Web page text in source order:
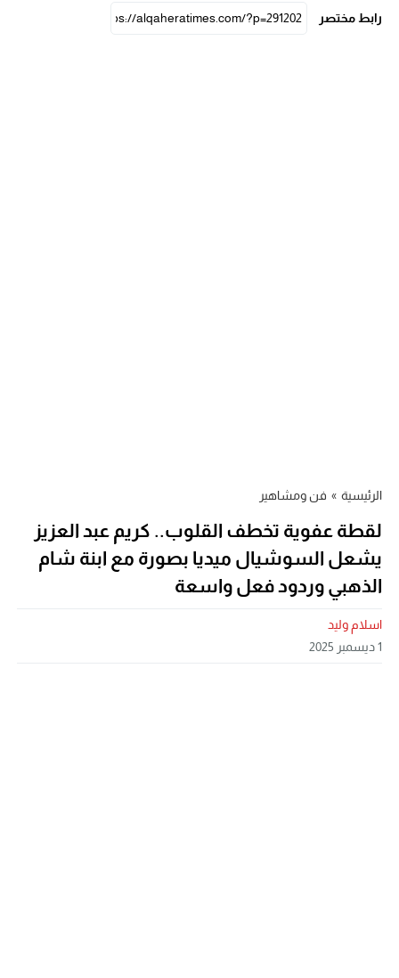
رابط مختصر
الرئيسية » فن ومشاهير
لقطة عفوية تخطف القلوب.. كريم عبد العزيز
يشعل السوشيال ميديا بصورة مع ابنة شام
الذهبي وردود فعل واسعة
اسلام وليد
1 ديسمبر 2025